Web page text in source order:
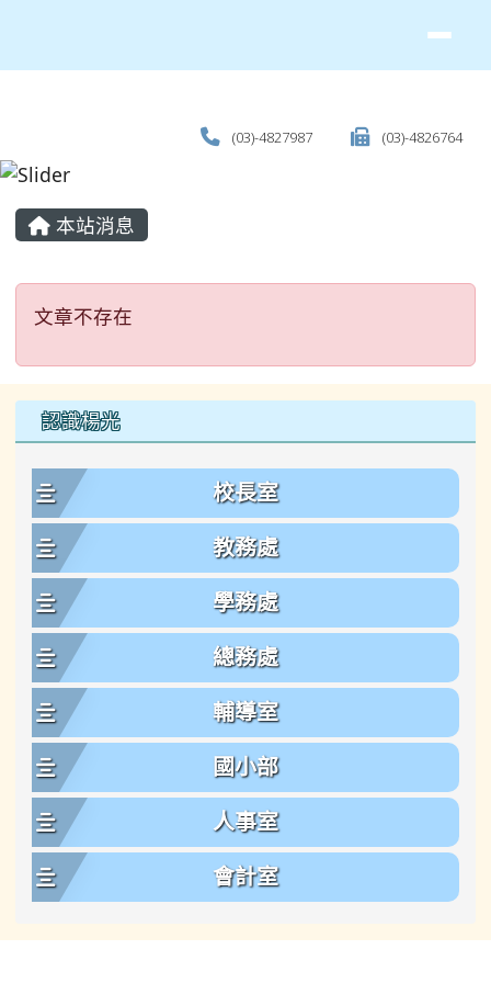
(03)-4827987 (03)-4826764
主內容區域
本站消息
文章不存在
文章不存在
左邊區域內容
認識楊光
校長室
教務處
學務處
總務處
輔導室
國小部
人事室
會計室